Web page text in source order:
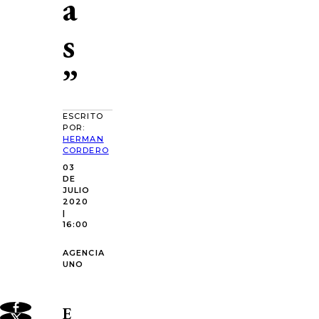
s
”
ESCRITO
POR:
HERMAN
CORDERO
03
DE
JULIO
2020
|
16:00
AGENCIA
UNO
E